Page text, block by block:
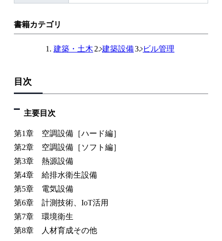
書籍カテゴリ
建築・土木 建築設備 ビル管理
目次
主要目次
第1章 空調設備［ハード編］
第2章 空調設備［ソフト編］
第3章 熱源設備
第4章 給排水衛生設備
第5章 電気設備
第6章 計測技術、IoT活用
第7章 環境衛生
第8章 人材育成その他